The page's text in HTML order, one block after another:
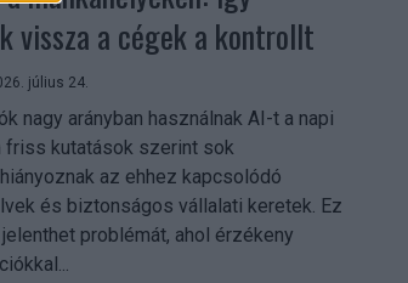
vissza a cégek a kontrollt
július 24.
nagy arányban használnak AI-t a napi
friss kutatások szerint sok
az ehhez kapcsolódó
és biztonságos vállalati keretek. Ez
problémát, ahol érzékeny